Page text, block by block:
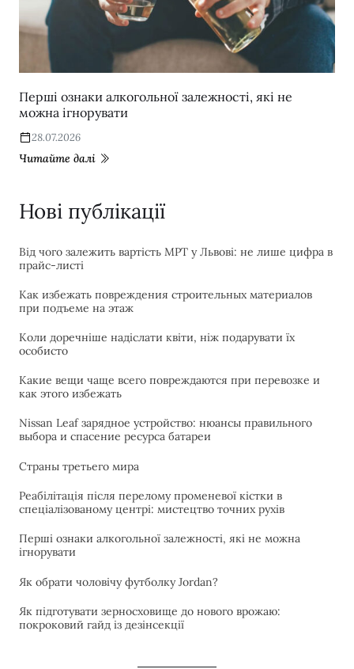
Перші ознаки алкогольної залежності, які не
можна ігнорувати
28.07.2026
Читайте далі
Нові публікації
Від чого залежить вартість МРТ у Львові: не лише цифра в
прайс-листі
Как избежать повреждения строительных материалов
при подъеме на этаж
Коли доречніше надіслати квіти, ніж подарувати їх
особисто
Какие вещи чаще всего повреждаются при перевозке и
как этого избежать
Nissan Leaf зарядное устройство: нюансы правильного
выбора и спасение ресурса батареи
Страны третьего мира
Реабілітація після перелому променевої кістки в
спеціалізованому центрі: мистецтво точних рухів
Перші ознаки алкогольної залежності, які не можна
ігнорувати
Як обрати чоловічу футболку Jordan?
Як підготувати зерносховище до нового врожаю:
покроковий гайд із дезінсекції